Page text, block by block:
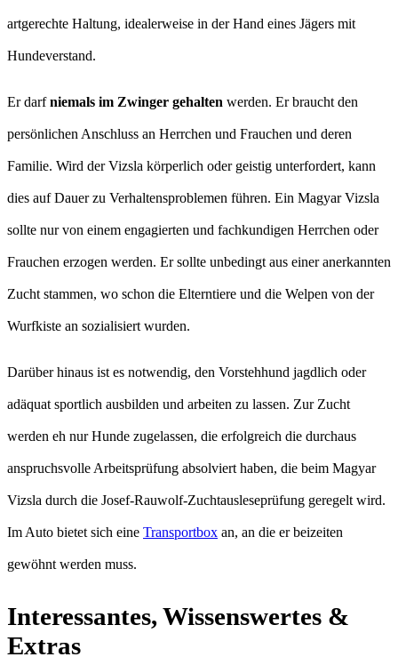
artgerechte Haltung, idealerweise in der Hand eines Jägers mit
Hundeverstand.
Er darfniemals im Zwinger gehalten werden. Er braucht den
persönlichen Anschluss an Herrchen und Frauchen und deren
Familie. Wird der Vizsla körperlich oder geistig unterfordert, kann
dies auf Dauer zu Verhaltensproblemen führen. Ein Magyar Vizsla
sollte nur von einem engagierten und fachkundigen Herrchen oder
Frauchen erzogen werden. Er sollte unbedingt aus einer anerkannten
Zucht stammen, wo schon die Elterntiere und die Welpen von der
Wurfkiste an sozialisiert wurden.
Darüber hinaus ist es notwendig, den Vorstehhund jagdlich oder
adäquat sportlich ausbilden und arbeiten zu lassen. Zur Zucht
werden eh nur Hunde zugelassen, die erfolgreich die durchaus
anspruchsvolle Arbeitsprüfung absolviert haben, die beim Magyar
Vizsla durch die Josef-Rauwolf-Zuchtausleseprüfung geregelt wird.
Im Auto bietet sich eine Transportbox an, an die er beizeiten
gewöhnt werden muss.
Interessantes, Wissenswertes &
Extras